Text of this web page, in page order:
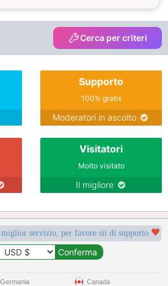
honesty
Cerca per criteri
Supporto
100% gratis
Moderatori in ascolto
Visitatori
Molto visitato
Il migliore
servizio, per favore sii di supporto
Germania Canada